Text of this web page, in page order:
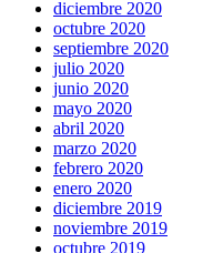
diciembre 2020
octubre 2020
septiembre 2020
julio 2020
junio 2020
mayo 2020
abril 2020
marzo 2020
febrero 2020
enero 2020
diciembre 2019
noviembre 2019
octubre 2019